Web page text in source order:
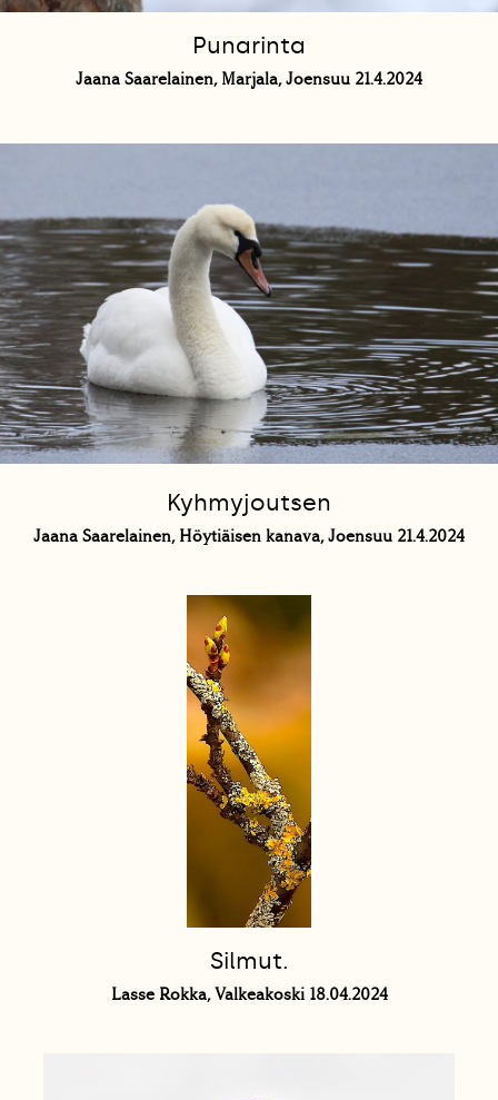
Punarinta
Jaana Saarelainen, Marjala, Joensuu 21.4.2024
Kyhmyjoutsen
Jaana Saarelainen, Höytiäisen kanava, Joensuu 21.4.2024
Silmut.
Lasse Rokka, Valkeakoski 18.04.2024